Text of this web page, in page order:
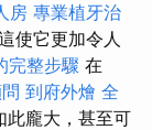
房 專業植牙治
使它更加令人
完整步驟 在
到府外燴 全
此龐大，甚至可